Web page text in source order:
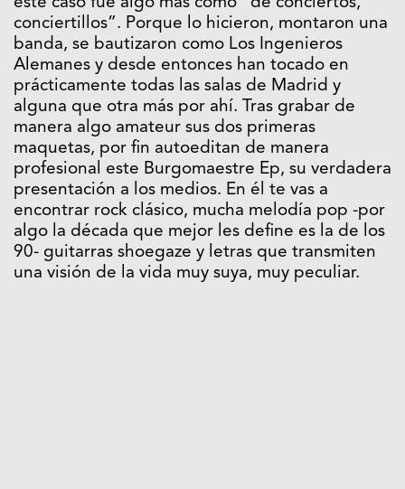
conciertillos”. Porque lo hicieron, montaron una
banda, se bautizaron como Los Ingenieros
Alemanes y desde entonces han tocado en
prácticamente todas las salas de Madrid y
alguna que otra más por ahí. Tras grabar de
manera algo amateur sus dos primeras
maquetas, por fin autoeditan de manera
profesional este Burgomaestre Ep, su verdadera
presentación a los medios. En él te vas a
encontrar rock clásico, mucha melodía pop -por
algo la década que mejor les define es la de los
90- guitarras shoegaze y letras que transmiten
una visión de la vida muy suya, muy peculiar.